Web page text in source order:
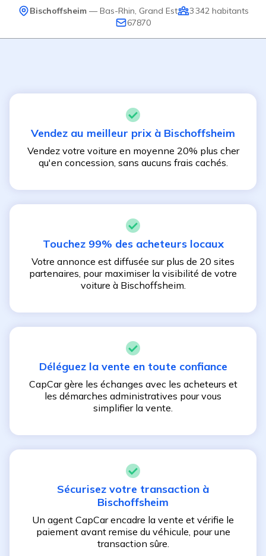
Bischoffsheim— Bas-Rhin Grand Est 3 342 habitants
67870
Vendez au meilleur prix à Bischoffsheim
Vendez votre voiture en moyenne 20% plus cher
qu'en concession, sans aucuns frais cachés.
Touchez 99% des acheteurs locaux
Votre annonce est diffusée sur plus de 20 sites
partenaires, pour maximiser la visibilité de votre
voiture à Bischoffsheim.
Déléguez la vente en toute confiance
CapCar gère les échanges avec les acheteurs et
les démarches administratives pour vous
simplifier la vente.
Sécurisez votre transaction à
Bischoffsheim
Un agent CapCar encadre la vente et vérifie le
paiement avant remise du véhicule, pour une
transaction sûre.